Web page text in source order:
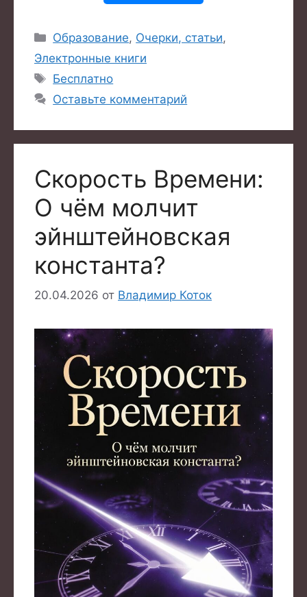
Рубрики
Образование, Очерки, статьи,
Электронные книги
Метки
Бесплатно
Оставьте комментарий
Скорость Времени:
О чём молчит
эйнштейновская
константа?
20.04.2026 от Владимир Коток